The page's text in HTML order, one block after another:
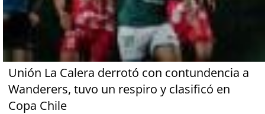
Unión La Calera derrotó con contundencia a
Wanderers, tuvo un respiro y clasificó en
Copa Chile